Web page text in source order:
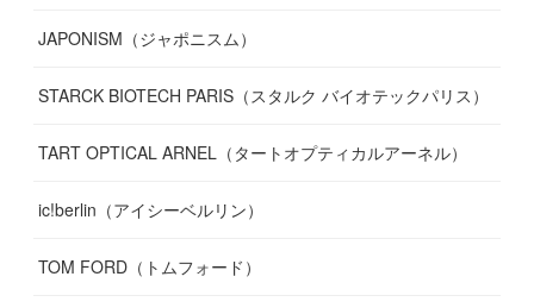
JAPONISM（ジャポニスム）
STARCK BIOTECH PARIS（スタルク バイオテックパリス）
TART OPTICAL ARNEL（タートオプティカルアーネル）
ic!berlin（アイシーベルリン）
TOM FORD（トムフォード）